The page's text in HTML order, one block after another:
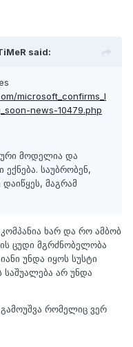
said:
microsoft_confirms_l
news-10479.php
მოდელია და
საუბრობენ,
მაგრამ
ხარ და რო ამბობ
ცუდი მგრძნობელობა
უნდა იყოს სუსტი
არ უნდა
გამოუშვა რომელიც ვერ